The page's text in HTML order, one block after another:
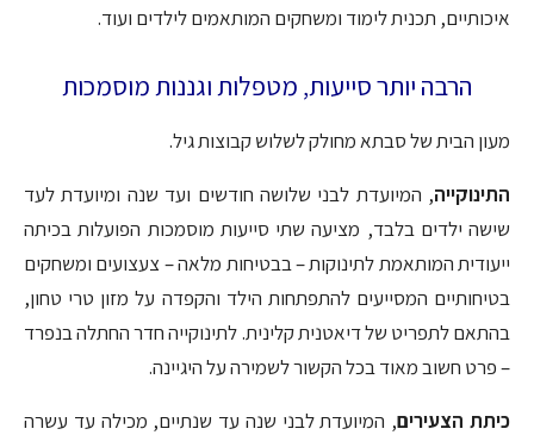
איכותיים, תכנית לימוד ומשחקים המותאמים לילדים ועוד.
הרבה יותר סייעות, מטפלות וגננות מוסמכות
מעון הבית של סבתא מחולק לשלוש קבוצות גיל.
התינוקייה, המיועדת לבני שלושה חודשים ועד שנה ומיועדת לעד
שישה ילדים בלבד, מציעה שתי סייעות מוסמכות הפועלות בכיתה
ייעודית המותאמת לתינוקות – בבטיחות מלאה – צעצועים ומשחקים
בטיחותיים המסייעים להתפתחות הילד והקפדה על מזון טרי טחון,
בהתאם לתפריט של דיאטנית קלינית. לתינוקייה חדר החתלה בנפרד
– פרט חשוב מאוד בכל הקשור לשמירה על היגיינה.
כיתת הצעירים, המיועדת לבני שנה עד שנתיים, מכילה עד עשרה